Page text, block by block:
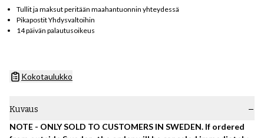
Tullit ja maksut peritään maahantuonnin yhteydessä
Pikapostit Yhdysvaltoihin
14 päivän palautusoikeus
Kokotaulukko
Kuvaus
NOTE - ONLY SOLD TO CUSTOMERS IN SWEDEN. If ordered